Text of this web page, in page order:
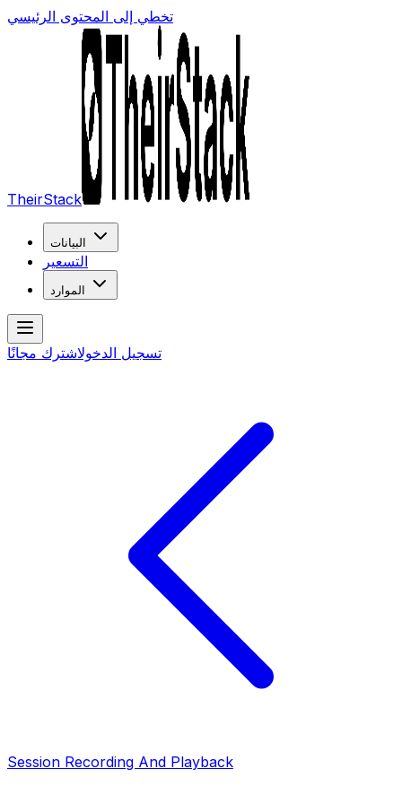
تخطي إلى المحتوى الرئيسي
TheirStack
البيانات
التسعير
الموارد
تسجيل الدخولاشترك مجانًا
Session Recording And Playback